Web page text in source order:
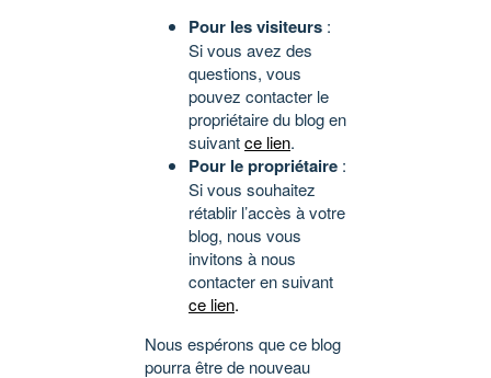
Pour les visiteurs :
Si vous avez des
questions, vous
pouvez contacter le
propriétaire du blog en
suivantce lien.
Pour le propriétaire :
Si vous souhaitez
rétablir l’accès à votre
blog, nous vous
invitons à nous
contacter en suivant
ce lien.
Nous espérons que ce blog
pourra être de nouveau